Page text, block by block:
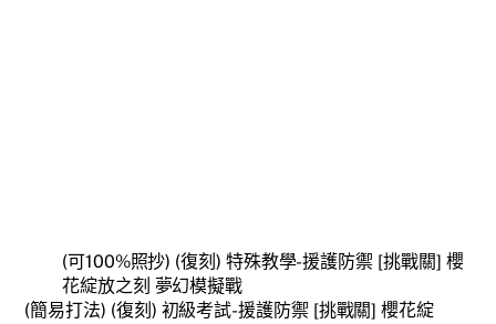
(可100%照抄) (復刻) 特殊教學-援護防禦 [挑戰關] 櫻
花綻放之刻 夢幻模擬戰
(簡易打法) (復刻) 初級考試-援護防禦 [挑戰關] 櫻花綻